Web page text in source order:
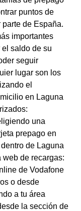
puntos de
de España.
importantes
saldo de su
seguir
lugar son los
el
en Laguna
una
prepago en
de Laguna
web de recargas:
de Vodafone
o desde
a tu área
la sección de